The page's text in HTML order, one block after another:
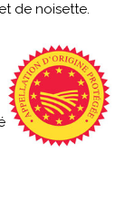
de noisette.